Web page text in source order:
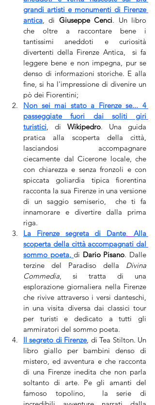
grandi artisti e monumenti di Firenze
antica, di Giuseppe Cenci. Un libro
che oltre a raccontare bene i
tantissimi aneddoti e curiosità
divertenti della Firenze Antica,  si fa
leggere bene e non impegna, pur se
denso di informazioni storiche. E alla
fine, si ha l'impressione di divenire un
pò dei Fiorentini;
Non sei mai stato a Firenze se... 4
passeggiate fuori dai soliti giri
turistici, di Wikipedro. Una guida
pratica alla scoperta della città,
lasciandosi accompagnare
ciecamente dal Cicerone locale, che
con chiarezza e senza fronzoli e con
spiccata goliardia tipica fiorentina
racconta la sua Firenze in una versione
di un saggio semiserio,  che ti fa
innamorare e divertire dalla prima
riga.
La Firenze segreta di Dante. Alla
scoperta della città accompagnati dal
sommo poeta, di Dario Pisano. Dalle
terzine del Paradiso della Divina
Commedia, si tratta di una
esplorazione giornaliera nella Firenze
che rivive attraverso i versi danteschi,
in una visita diversa dai classici tour
per turisti e dedicato a tutti gli
ammiratori del sommo poeta.
Il segreto di Firenze, di Tea Stilton. Un
libro giallo per bambini denso di
mistero, ed avventura e che racconta
di una Firenze inedita che non parla
soltanto di arte. Pe gli amanti del
famoso topolino,  la serie di